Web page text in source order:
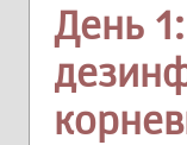
День